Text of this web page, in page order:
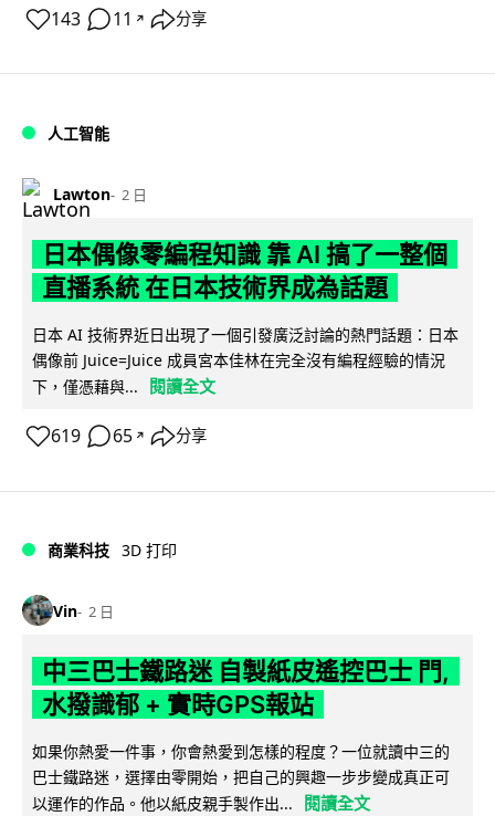
143 11 ↗ 分享
人工智能
Lawton 2 日
日本偶像零編程知識 靠 AI 搞了一整個
直播系統 在日本技術界成為話題
日本 AI 技術界近日出現了一個引發廣泛討論的熱門話題：日本
偶像前 Juice=Juice 成員宮本佳林在完全沒有編程經驗的情況
下，僅憑藉與...
閱讀全文
619 65 ↗ 分享
商業科技 3D 打印
Vin 2 日
中三巴士鐵路迷 自製紙皮遙控巴士 門,
水撥識郁 + 實時GPS報站
如果你熱愛一件事，你會熱愛到怎樣的程度？一位就讀中三的
巴士鐵路迷，選擇由零開始，把自己的興趣一步步變成真正可
以運作的作品。他以紙皮親手製作出...
閱讀全文